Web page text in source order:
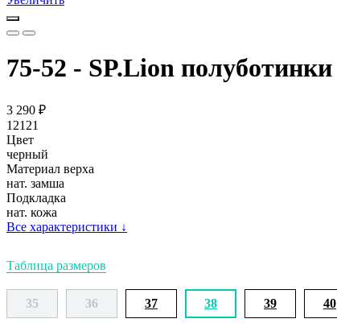
75-52 - SP.Lion полуботинки
3 290 ₽
12121
Цвет
черный
Материал верха
нат. замша
Подкладка
нат. кожа
Все характеристики ↓
Таблица размеров
35 36 37 38 39 40